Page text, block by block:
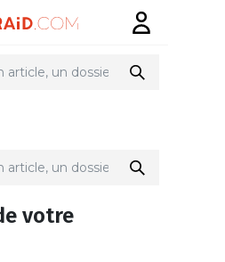
votre